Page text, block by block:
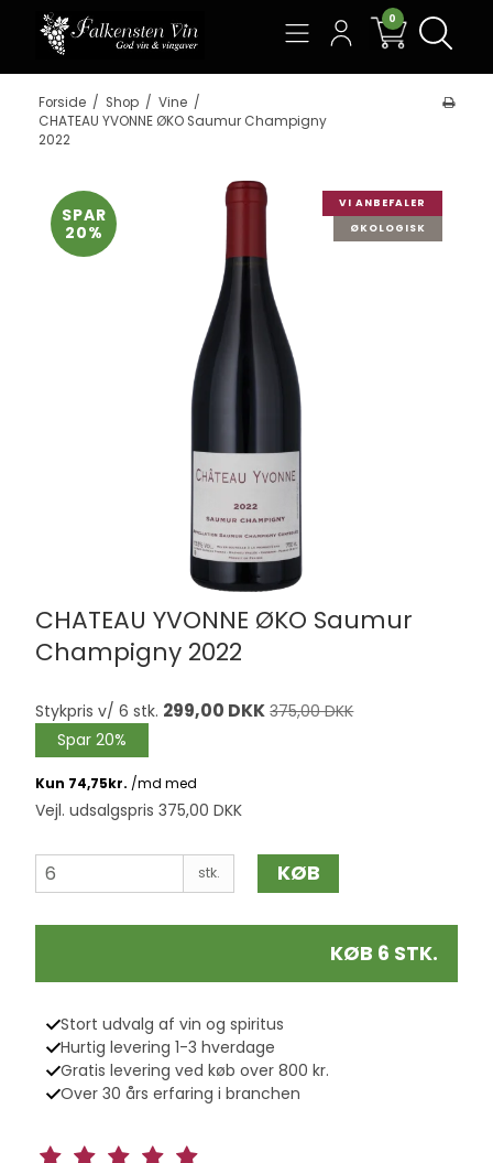
0
Forside / Shop / Vine /
CHATEAU YVONNE ØKO Saumur Champigny
2022
SPAR
20%
VI ANBEFALER
ØKOLOGISK
CHATEAU YVONNE ØKO Saumur
Champigny 2022
Stykpris v/ 6 stk. 299,00 DKK 375,00 DKK
Spar 20%
Vejl. udsalgspris 375,00 DKK
stk. KØB
KØB 6 STK.
Stort udvalg af vin og spiritus
Hurtig levering 1-3 hverdage
Gratis levering ved køb over 800 kr.
Over 30 års erfaring i branchen